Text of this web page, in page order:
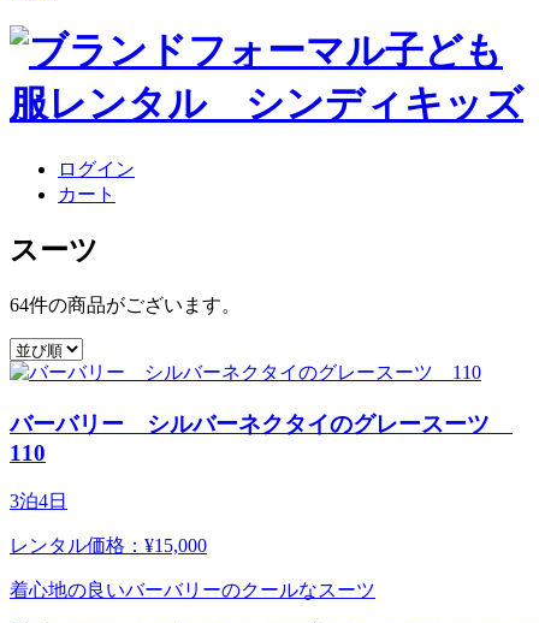
ログイン
カート
スーツ
64件の商品がございます。
バーバリー シルバーネクタイのグレースーツ
110
3泊4日
レンタル価格：¥15,000
着心地の良いバーバリーのクールなスーツ